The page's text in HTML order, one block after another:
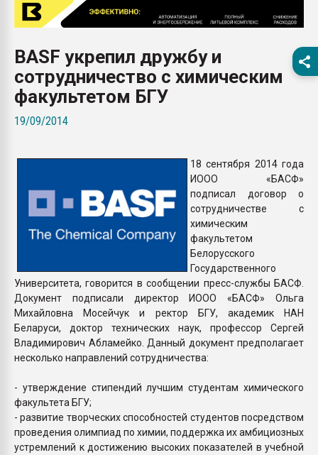
28.07.2026
первый план в
28.07.2026
ситуацией на
BASF укрепил дружбу и
сотрудничество с химическим
факультетом БГУ
19/09/2014
18 сентября 2014 года
ИООО «БАСФ»
подписал договор о
сотрудничестве с
химическим
факультетом
Белорусского
Государственного
Университета, говорится в сообщении пресс-службы БАСФ.
Документ подписали директор ИООО «БАСФ» Ольга
Михайловна Мосейчук и ректор БГУ, академик НАН
Беларуси, доктор технических наук, профессор Сергей
Владимирович Абламейко. Данный документ предполагает
несколько направлений сотрудничества:
- утверждение стипендий лучшим студентам химического
факультета БГУ;
- развитие творческих способностей студентов посредством
проведения олимпиад по химии, поддержка их амбициозных
устремлений к достижению высоких показателей в учебной